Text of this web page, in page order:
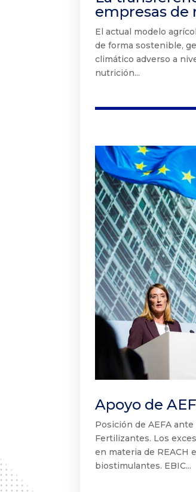
empresas
El actual modelo
de forma sostenible,
climático adverso a
nutrición...
Apoyo de
Posición de AEFA
Fertilizantes. Los
en materia de REACH
biostimulantes. EBIC...